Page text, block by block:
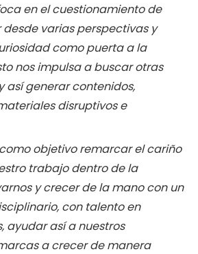
en el cuestionamiento de
desde varias perspectivas y
como puerta a la
nos impulsa a buscar otras
así generar contenidos,
disruptivos e
objetivo remarcar el cariño
trabajo dentro de la
y crecer de la mano con un
con talento en
ayudar así a nuestros
a crecer de manera